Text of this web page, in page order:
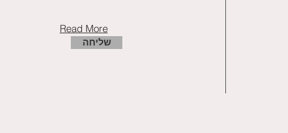
שליחה
Read More